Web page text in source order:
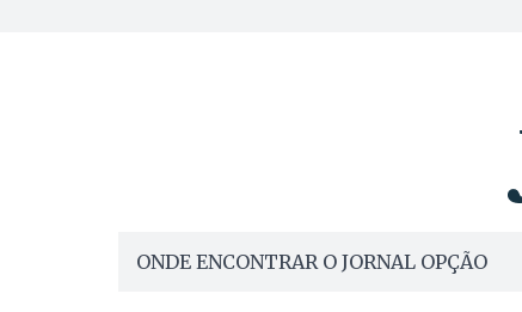
ONDE ENCONTRAR O JORNAL OPÇÃO